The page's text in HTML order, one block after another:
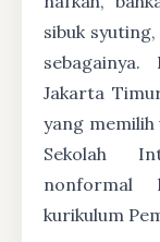
sibuk
Jakarta
yang
Sekolah
nonformal
kurikulum